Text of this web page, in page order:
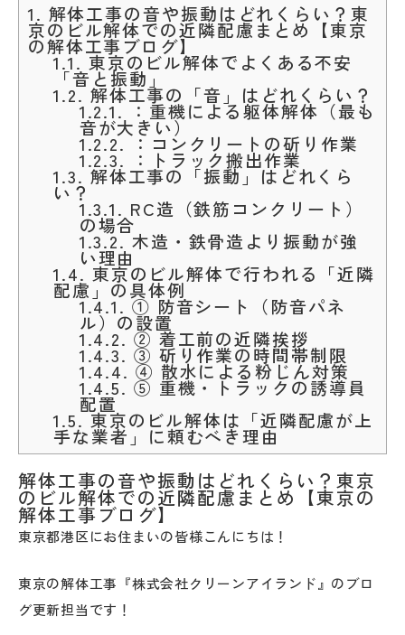
1. 解体工事の音や振動はどれくらい？東
京のビル解体での近隣配慮まとめ【東京
の解体工事ブログ】
1.1. 東京のビル解体でよくある不安
「音と振動」
1.2.解体工事の「音」はどれくらい？
1.2.1. ：重機による躯体解体（最も
音が大きい）
1.2.2. ：コンクリートの斫り作業
1.2.3. ：トラック搬出作業
1.3. 解体工事の「振動」はどれくら
い？
1.3.1. RC造（鉄筋コンクリート）
の場合
1.3.2.木造・鉄骨造より振動が強
い理由
1.4. 東京のビル解体で行われる「近隣
配慮」の具体例
1.4.1. ① 防音シート（防音パネ
ル）の設置
1.4.2. ② 着工前の近隣挨拶
1.4.3. ③ 斫り作業の時間帯制限
1.4.4. ④ 散水による粉じん対策
1.4.5. ⑤ 重機・トラックの誘導員
配置
1.5.東京のビル解体は「近隣配慮が上
手な業者」に頼むべき理由
解体工事の音や振動はどれくらい？東京
のビル解体での近隣配慮まとめ【東京の
解体工事ブログ】
東京都港区にお住まいの皆様こんにちは！
東京の解体工事『株式会社クリーンアイランド』のブロ
グ更新担当です！